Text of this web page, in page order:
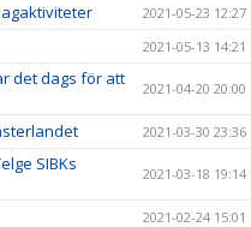
2021-05-23 12:27
2021-05-13 14:21
det dags för att
2021-04-20 20:00
2021-03-30 23:36
SIBKs
2021-03-18 19:14
2021-02-24 15:01